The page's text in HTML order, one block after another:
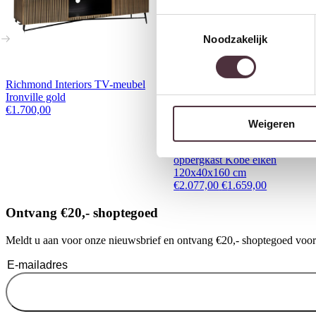
Noodzakelijk
Weigeren
Richmond Interiors TV-meubel
Ironville gold
€1.700,00
opbergkast Kobe eiken
120x40x160 cm
€2.077,00 Oorspronkelijke prijs
€1.659,00Huidige
Ontvang €20,- shoptegoed
Meldt u aan voor onze nieuwsbrief en ontvang €20,- shoptegoed